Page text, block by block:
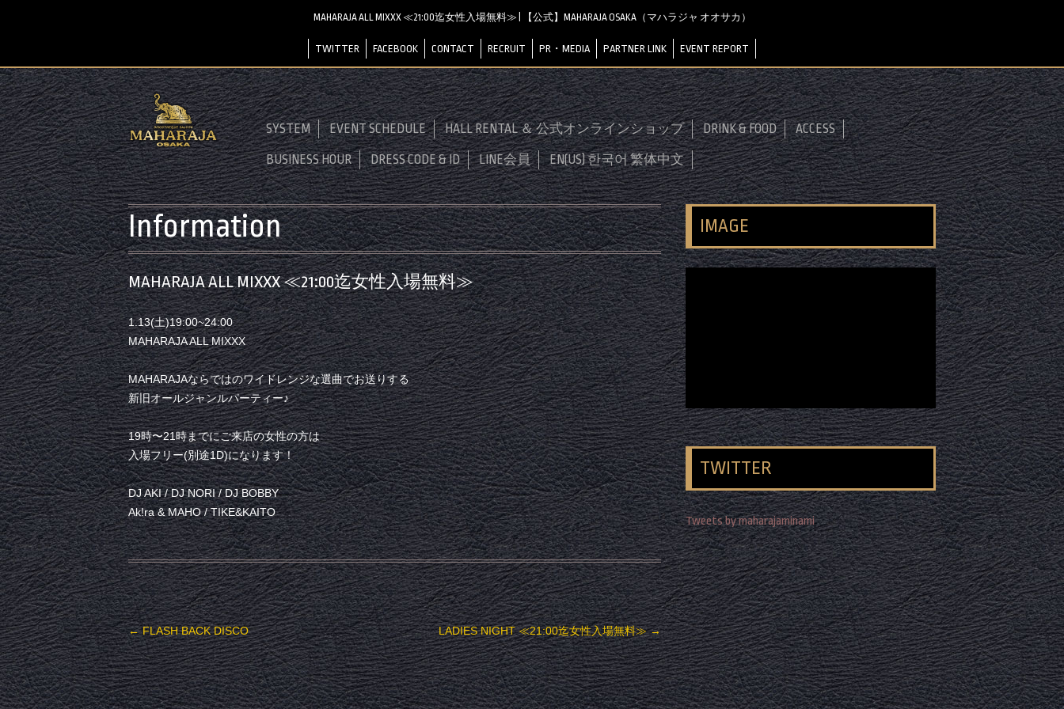
MAHARAJA ALL MIXXX ≪21:00迄女性入場無料≫ | 【公式】MAHARAJA OSAKA（マハラジャ オオサカ）
TWITTER FACEBOOK CONTACT RECRUIT PR・MEDIA PARTNER LINK EVENT REPORT
SYSTEM EVENT SCHEDULE HALL RENTAL ＆ 公式オンラインショップ DRINK & FOOD ACCESS
BUSINESS HOUR DRESS CODE & ID LINE会員 EN(US) 한국어 繁体中文
Information
MAHARAJA ALL MIXXX ≪21:00迄女性入場無料≫
1.13(土)19:00~24:00
MAHARAJA ALL MIXXX
MAHARAJAならではのワイドレンジな選曲でお送りする
新旧オールジャンルパーティー♪
19時〜21時までにご来店の女性の方は
入場フリー(別途1D)になります！
DJ AKI / DJ NORI / DJ BOBBY
Ak!ra & MAHO / TIKE&KAITO
投稿ナビゲーション
←FLASH BACK DISCO LADIES NIGHT ≪21:00迄女性入場無料≫→
IMAGE
TWITTER
Tweets by maharajaminami